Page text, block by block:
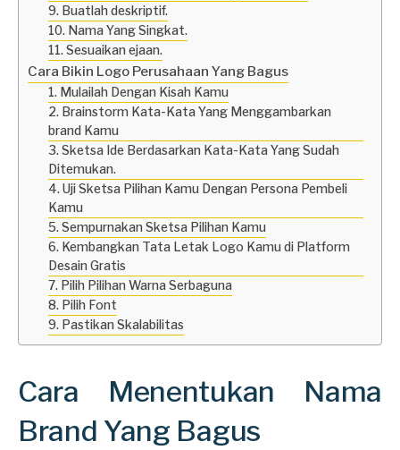
9. Buatlah deskriptif.
10. Nama Yang Singkat.
11. Sesuaikan ejaan.
Cara Bikin Logo Perusahaan Yang Bagus
1. Mulailah Dengan Kisah Kamu
2. Brainstorm Kata-Kata Yang Menggambarkan
brand Kamu
3. Sketsa Ide Berdasarkan Kata-Kata Yang Sudah
Ditemukan.
4. Uji Sketsa Pilihan Kamu Dengan Persona Pembeli
Kamu
5. Sempurnakan Sketsa Pilihan Kamu
6. Kembangkan Tata Letak Logo Kamu di Platform
Desain Gratis
7. Pilih Pilihan Warna Serbaguna
8. Pilih Font
9. Pastikan Skalabilitas
Cara Menentukan Nama
Brand Yang Bagus